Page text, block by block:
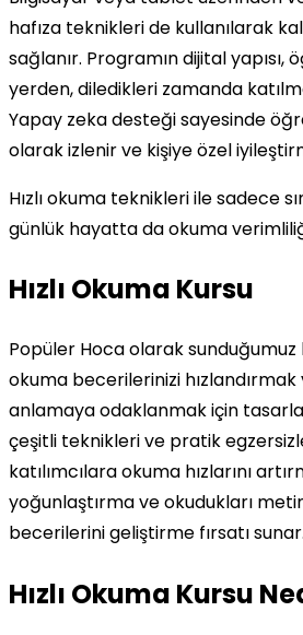
hafıza teknikleri de kullanılarak
sağlanır. Programın dijital
yerden, diledikleri zamanda
Yapay zeka desteği sayesinde
olarak izlenir ve kişiye özel
Hızlı okuma teknikleri ile sadece
günlük hayatta da okuma
Hızlı Okuma Kursu
Popüler Hoca olarak sunduğumuz
okuma becerilerinizi
anlamaya odaklanmak için
çeşitli teknikleri ve pratik
katılımcılara okuma hızlarını
yoğunlaştırma ve okudukları
becerilerini geliştirme fırsatı sunar.
Hızlı Okuma Kursu